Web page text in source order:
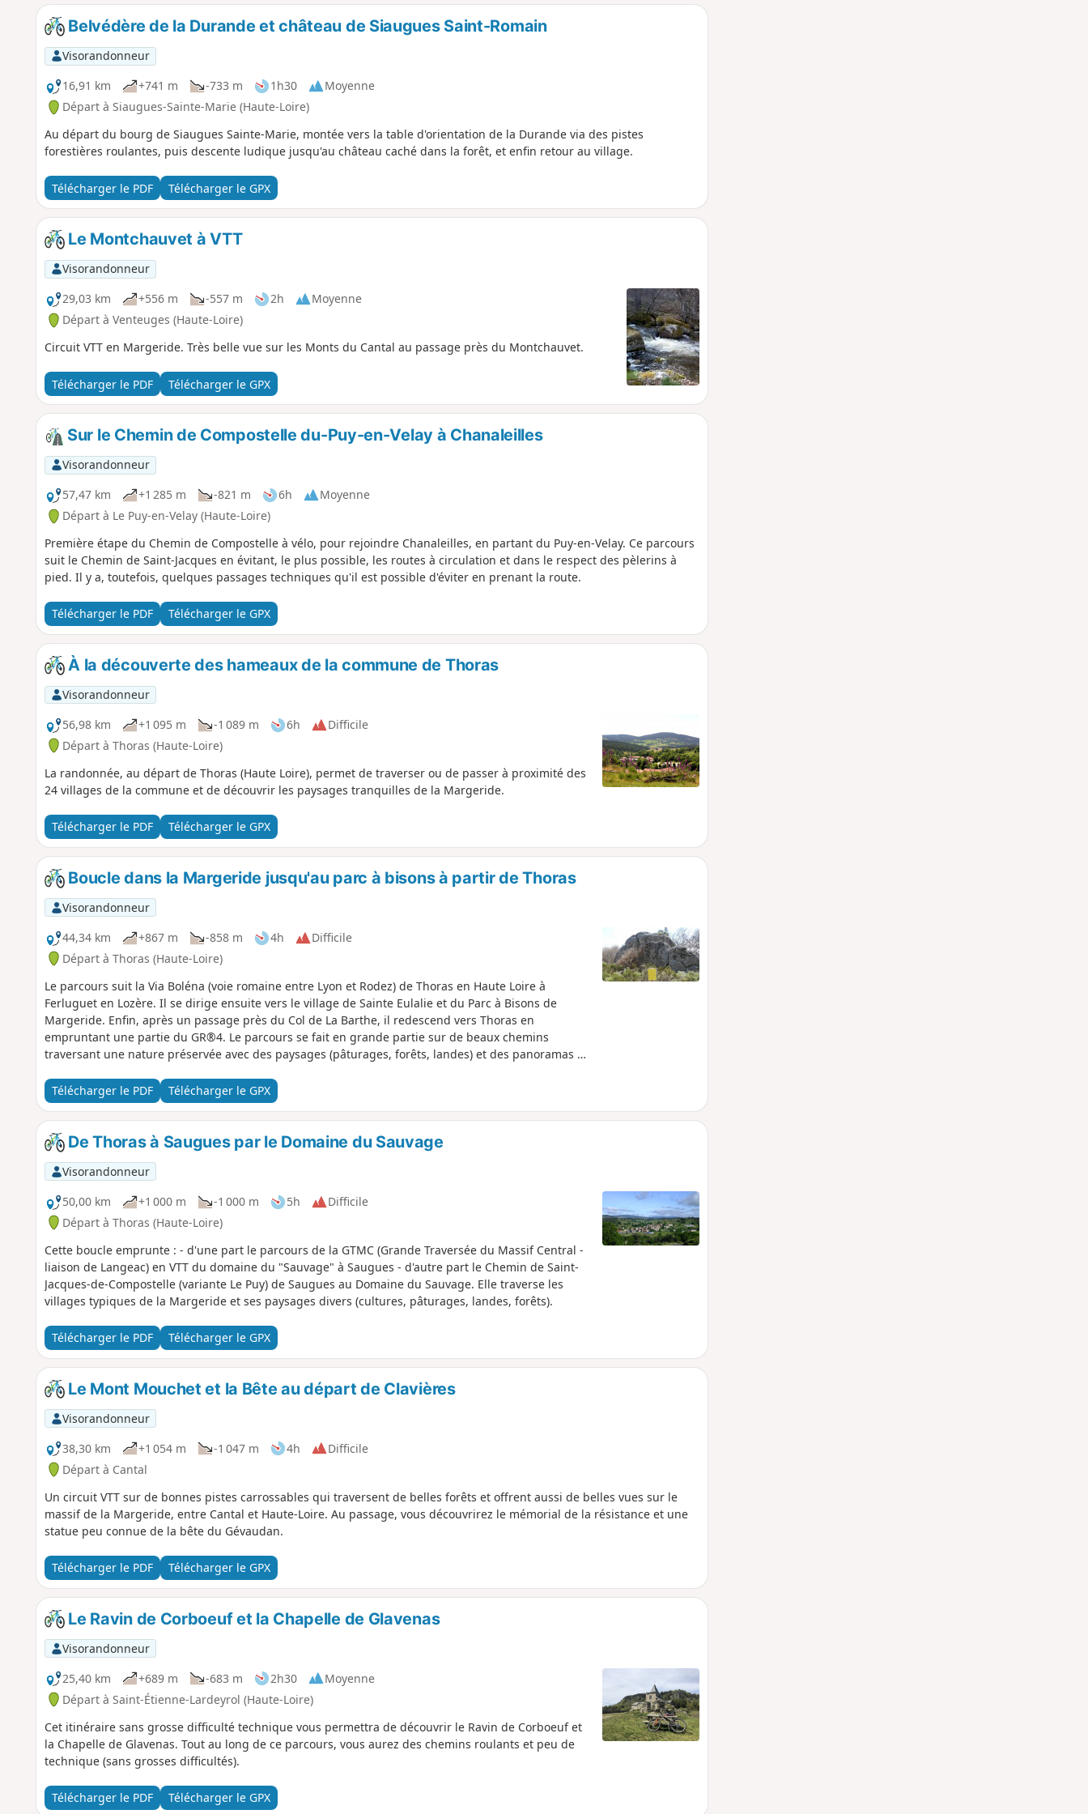
Belvédère de la Durande et château de Siaugues Saint-Romain
Visorandonneur
16,91 km
+741 m -733 m 1h30
Moyenne
Départ à Siaugues-Sainte-Marie (Haute-Loire)
Au départ du bourg de Siaugues Sainte-Marie, montée vers la table d'orientation de la Durande via des pistes
forestières roulantes, puis descente ludique jusqu'au château caché dans la forêt, et enfin retour au village.
Télécharger le PDF Télécharger le GPX
Le Montchauvet à VTT
Visorandonneur
29,03 km
+556 m -557 m 2h
Moyenne
Départ à Venteuges (Haute-Loire)
Circuit VTT en Margeride. Très belle vue sur les Monts du Cantal au passage près du Montchauvet.
Télécharger le PDF Télécharger le GPX
Sur le Chemin de Compostelle du-Puy-en-Velay à Chanaleilles
Visorandonneur
57,47 km
+1 285 m -821 m 6h
Moyenne
Départ à Le Puy-en-Velay (Haute-Loire)
Première étape du Chemin de Compostelle à vélo, pour rejoindre Chanaleilles, en partant du Puy-en-Velay. Ce parcours
suit le Chemin de Saint-Jacques en évitant, le plus possible, les routes à circulation et dans le respect des pèlerins à
pied. Il y a, toutefois, quelques passages techniques qu'il est possible d'éviter en prenant la route.
Télécharger le PDF Télécharger le GPX
À la découverte des hameaux de la commune de Thoras
Visorandonneur
56,98 km
+1 095 m -1 089 m 6h
Difficile
Départ à Thoras (Haute-Loire)
La randonnée, au départ de Thoras (Haute Loire), permet de traverser ou de passer à proximité des
24 villages de la commune et de découvrir les paysages tranquilles de la Margeride.
Télécharger le PDF Télécharger le GPX
Boucle dans la Margeride jusqu'au parc à bisons à partir de Thoras
Visorandonneur
44,34 km
+867 m -858 m 4h
Difficile
Départ à Thoras (Haute-Loire)
Le parcours suit la Via Boléna (voie romaine entre Lyon et Rodez) de Thoras en Haute Loire à
Ferluguet en Lozère. Il se dirige ensuite vers le village de Sainte Eulalie et du Parc à Bisons de
Margeride. Enfin, après un passage près du Col de La Barthe, il redescend vers Thoras en
empruntant une partie du GR®4. Le parcours se fait en grande partie sur de beaux chemins
traversant une nature préservée avec des paysages (pâturages, forêts, landes) et des panoramas à
Télécharger le PDF
Télécharger le GPX
De Thoras à Saugues par le Domaine du Sauvage
Visorandonneur
50,00 km
+1 000 m -1 000 m 5h
Difficile
Départ à Thoras (Haute-Loire)
Cette boucle emprunte : - d'une part le parcours de la GTMC (Grande Traversée du Massif Central -
liaison de Langeac) en VTT du domaine du "Sauvage" à Saugues - d'autre part le Chemin de Saint-
Jacques-de-Compostelle (variante Le Puy) de Saugues au Domaine du Sauvage. Elle traverse les
villages typiques de la Margeride et ses paysages divers (cultures, pâturages, landes, forêts).
Télécharger le PDF Télécharger le GPX
Le Mont Mouchet et la Bête au départ de Clavières
Visorandonneur
38,30 km
+1 054 m -1 047 m 4h
Difficile
Départ à Cantal
Un circuit VTT sur de bonnes pistes carrossables qui traversent de belles forêts et offrent aussi de belles vues sur le
massif de la Margeride, entre Cantal et Haute-Loire. Au passage, vous découvrirez le mémorial de la résistance et une
statue peu connue de la bête du Gévaudan.
Télécharger le PDF Télécharger le GPX
Le Ravin de Corboeuf et la Chapelle de Glavenas
Visorandonneur
25,40 km
+689 m -683 m 2h30
Moyenne
Départ à Saint-Étienne-Lardeyrol (Haute-Loire)
Cet itinéraire sans grosse difficulté technique vous permettra de découvrir le Ravin de Corboeuf et
la Chapelle de Glavenas. Tout au long de ce parcours, vous aurez des chemins roulants et peu de
technique (sans grosses difficultés).
Télécharger le PDF Télécharger le GPX